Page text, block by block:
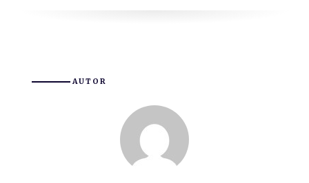
AUTOR